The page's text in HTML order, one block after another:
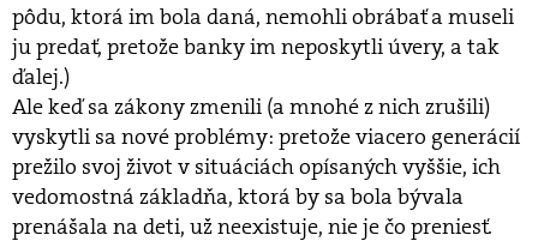
pôdu, ktorá im bola daná, nemohli obrábať a museli
ju predať, pretože banky im neposkytli úvery, a tak
ďalej.)
Ale keď sa zákony zmenili (a mnohé z nich zrušili)
vyskytli sa nové problémy: pretože viacero generácií
prežilo svoj život v situáciách opísaných vyššie, ich
vedomostná základňa, ktorá by sa bola bývala
prenášala na deti, už neexistuje, nie je čo preniesť.